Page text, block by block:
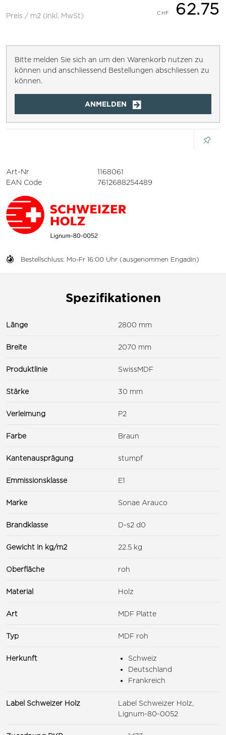
Preis / m2 (inkl. MwSt) 62.75
Bitte melden Sie sich an um den Warenkorb nutzen zu
können und anschliessend Bestellungen abschliessen zu
können.
ANMELDEN
Bestellschluss: Mo-Fr 16:00 Uhr (ausgenommen Engadin)
Art-Nr
1168061
EAN Code
7612688254489
Spezifikationen
Länge 2800 mm
Breite 2070 mm
Produktlinie SwissMDF
Stärke 30 mm
Verleimung P2
Farbe Braun
Kantenausprägung stumpf
Emmissionsklasse E1
Marke Sonae Arauco
Brandklasse D-s2 d0
Gewicht in kg/m2 22.5 kg
Oberfläche roh
Material Holz
Art MDF Platte
Typ MDF roh
Herkunft
Schweiz
Deutschland
Frankreich
Label Schweizer Holz
Label Schweizer Holz,
Lignum-80-0052